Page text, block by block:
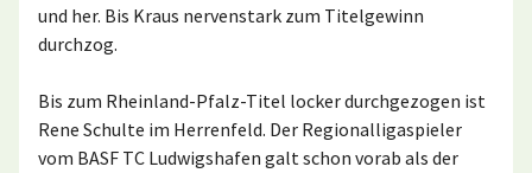
und her. Bis Kraus nervenstark zum Titelgewinn
durchzog.
Bis zum Rheinland-Pfalz-Titel locker durchgezogen ist
Rene Schulte im Herrenfeld. Der Regionalligaspieler
vom BASF TC Ludwigshafen galt schon vorab als der